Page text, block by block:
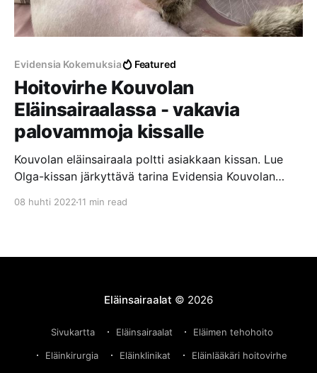
Evidensia Kokemuksia Featured
Hoitovirhe Kouvolan
Eläinsairaalassa - vakavia
palovammoja kissalle
Kouvolan eläinsairaala poltti asiakkaan kissan. Lue
Olga-kissan järkyttävä tarina Evidensia Kouvolan
08 huhti 2022 11 min read
Eläinsairaalat © 2026
Sivukartta Eläinsairaalat Eläimen tehohoito
Eläinkirurgia Eläinklinikat Eläinlääkäri hoitovirhe